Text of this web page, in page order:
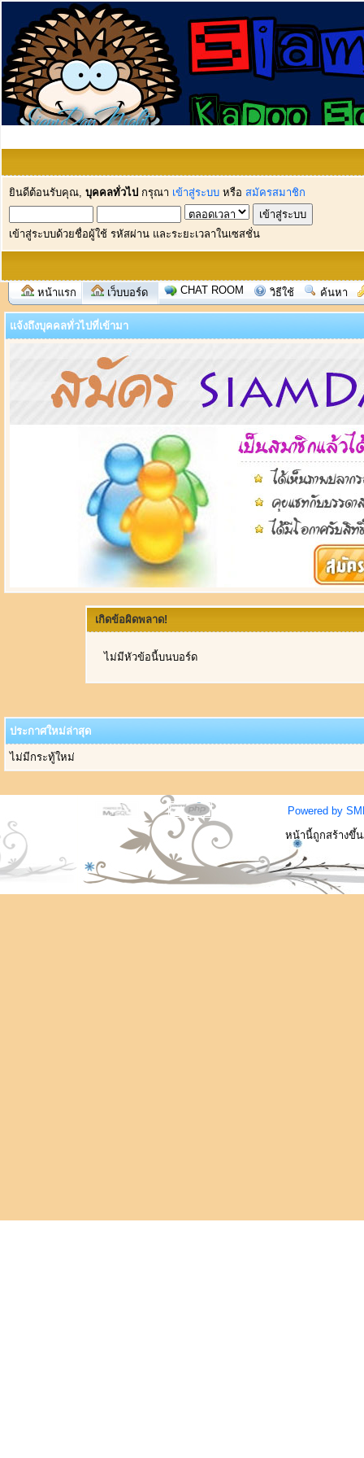
ยินดีต้อนรับคุณ, บุคคลทั่วไป กรุณา เข้าสู่ระบบ หรือ สมัครสมาชิก
เข้าสู่ระบบด้วยชื่อผู้ใช้ รหัสผ่าน และระยะเวลาในเซสชั่น
หน้าแรก เว็บบอร์ด CHAT ROOM วิธีใช้ ค้นหา
แจ้งถึงบุคคลทั่วไปที่เข้ามา
เกิดข้อผิดพลาด!
ไม่มีหัวข้อนี้บนบอร์ด
ประกาศใหม่ล่าสุด
ไม่มีกระทู้ใหม่
Powered by
หน้านี้ถูกสร้างขึ้น